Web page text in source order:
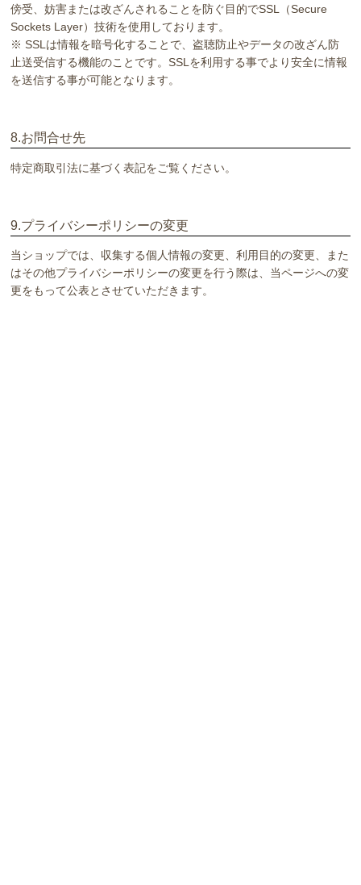
傍受、妨害または改ざんされることを防ぐ目的でSSL（Secure
Sockets Layer）技術を使用しております。
※ SSLは情報を暗号化することで、盗聴防止やデータの改ざん防
止送受信する機能のことです。SSLを利用する事でより安全に情報
を送信する事が可能となります。
8.お問合せ先
特定商取引法に基づく表記をご覧ください。
9.プライバシーポリシーの変更
当ショップでは、収集する個人情報の変更、利用目的の変更、また
はその他プライバシーポリシーの変更を行う際は、当ページへの変
更をもって公表とさせていただきます。